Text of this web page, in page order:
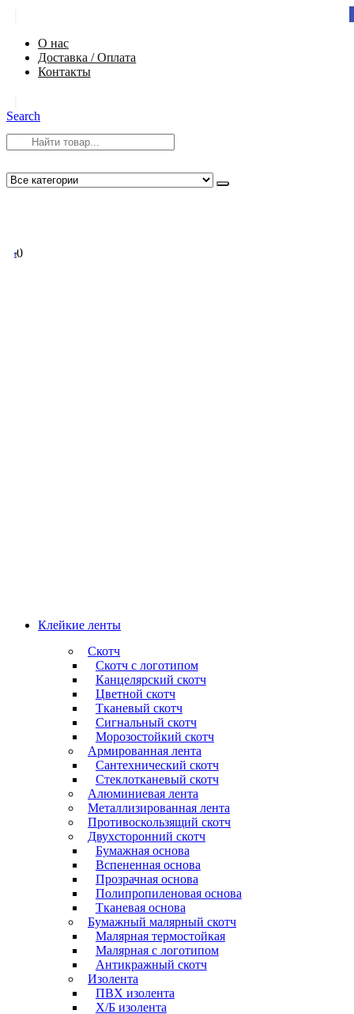
О нас
Доставка / Оплата
Контакты
Search
00
Клейкие ленты
Скотч
Скотч с логотипом
Канцелярский скотч
Цветной скотч
Тканевый скотч
Сигнальный скотч
Морозостойкий скотч
Армированная лента
Сантехнический скотч
Стеклотканевый скотч
Алюминиевая лента
Металлизированная лента
Противоскользящий скотч
Двухсторонний скотч
Бумажная основа
Вспененная основа
Прозрачная основа
Полипропиленовая основа
Тканевая основа
Бумажный малярный скотч
Малярная термостойкая
Малярная с логотипом
Антикражный скотч
Изолента
ПВХ изолента
Х/Б изолента